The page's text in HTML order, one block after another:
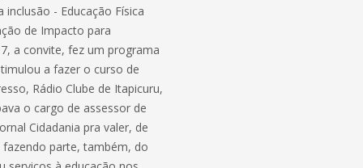
- Educação Física
de Impacto para
a convite, fez um programa
a fazer o curso de
Rádio Clube de Itapicuru,
o cargo de assessor de
Cidadania pra valer, de
parte, também, do